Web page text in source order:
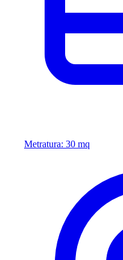
Metratura: 30 mq